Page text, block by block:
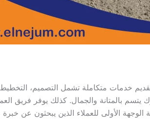
خدمات متكاملة تشمل التصميم،
يتسم بالمتانة والجمال. كذلك يوفر
الأولى للعملاء الذين يبحثون عن